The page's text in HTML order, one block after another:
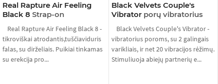
Real Rapture Air Feeling
Black 8 Strap-on
Real Rapture Air Feeling Black 8 -
tikroviškai atrodantis,tuščiaviduris
falas, su dirželiais. Puikiai tinkamas
su erekcija pro...
Black Velvets Couple's
Vibrator porų vibratorius
Black Velvets Couple's Vibrator -
vibratorius poroms, su 2 galingais
varikliais, ir net 20 vibracijos rėžimų.
Stimuliuoja abiejų partnerių e...